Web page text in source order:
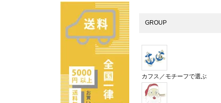
GROUP
カフス／モチーフで選ぶ